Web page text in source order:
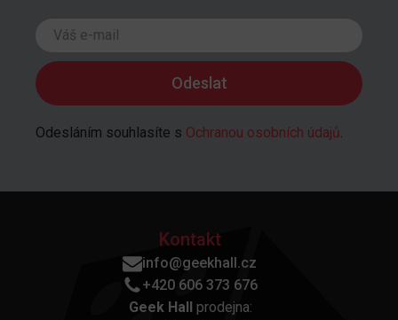
Odesláním souhlasíte s Ochranou osobních údajů.
Kontakt
info@geekhall.cz
+420 606 373 676
Geek Hall
prodejna: